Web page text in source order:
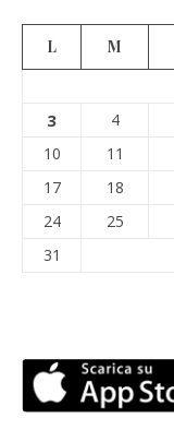
L M
3 4
10
11
17
18
24
25
31